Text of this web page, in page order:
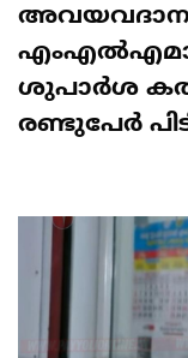
ശുപാർശ
രണ്ടുപേ‍‍ർ